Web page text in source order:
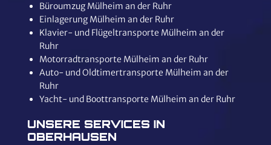
Büroumzug Mülheim an der Ruhr
Einlagerung Mülheim an der Ruhr
Klavier- und Flügeltransporte Mülheim an der
Ruhr
Motorradtransporte Mülheim an der Ruhr
Auto- und Oldtimertransporte Mülheim an der
Ruhr
Yacht- und Boottransporte Mülheim an der Ruhr
UNSERE SERVICES IN
OBERHAUSEN